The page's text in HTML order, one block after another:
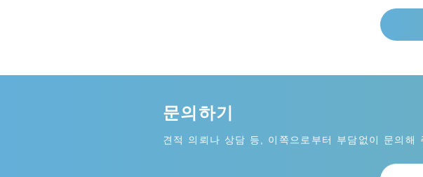
문의하기
견적 의뢰나 상담 등, 이쪽으로부터 부담없이 문의해